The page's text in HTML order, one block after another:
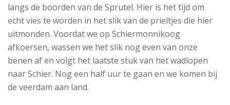
langs de boorden van de Sprutel. Hier is het tijd om
echt vies te worden in het slik van de prieltjes die hier
uitmonden. Voordat we op Schiermonnikoog
afkoersen, wassen we het slik nog even van onze
benen af en volgt het laatste stuk van het wadlopen
naar Schier. Nog een half uur te gaan en we komen bij
de veerdam aan land.